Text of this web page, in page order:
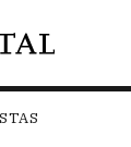
principal